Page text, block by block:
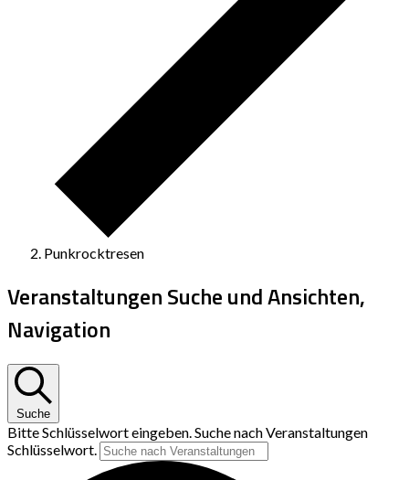
Punkrocktresen
Veranstaltungen Suche und Ansichten,
Navigation
Suche
Bitte Schlüsselwort eingeben. Suche nach Veranstaltungen
Schlüsselwort.